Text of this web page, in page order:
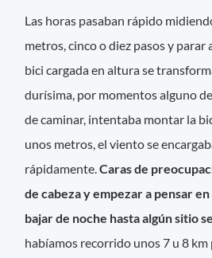
Las horas pasaban rápido
metros, cinco o diez pasos y parar
bici cargada en altura se
durísima, por momentos alguno
de caminar, intentaba montar la
unos metros, el viento se
rápidamente.Caras de
de cabeza y empezar a pensar
bajar de noche hasta algún sitio
habíamos recorrido unos 7 u 8